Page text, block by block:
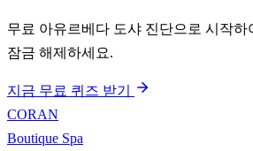
무료 아유르베다 도샤 진단으로 시작하
잠금 해제하세요.
지금 무료 퀴즈 받기
CORAN
Boutique Spa